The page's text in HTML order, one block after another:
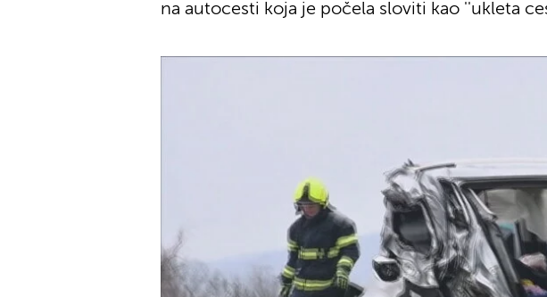
na autocesti koja je počela sloviti kao ''ukleta